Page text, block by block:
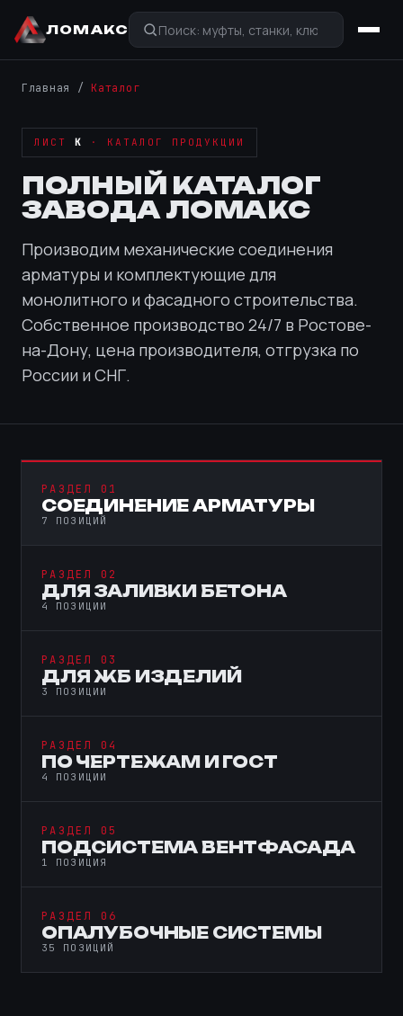
ЛОМАКС
Главная /Каталог
ЛИСТ К · КАТАЛОГ ПРОДУКЦИИ
ПОЛНЫЙ КАТАЛОГ
ЗАВОДА ЛОМАКС
Производим механические соединения
арматуры и комплектующие для
монолитного и фасадного строительства.
Собственное производство 24/7 в Ростове-
на-Дону, цена производителя, отгрузка по
России и СНГ.
РАЗДЕЛ 01
СОЕДИНЕНИЕ АРМАТУРЫ
7 ПОЗИЦИЙ
РАЗДЕЛ 02
ДЛЯ ЗАЛИВКИ БЕТОНА
4 ПОЗИЦИИ
РАЗДЕЛ 03
ДЛЯ ЖБ ИЗДЕЛИЙ
3 ПОЗИЦИИ
РАЗДЕЛ 04
ПО ЧЕРТЕЖАМ И ГОСТ
4 ПОЗИЦИИ
РАЗДЕЛ 05
ПОДСИСТЕМА ВЕНТФАСАДА
1 ПОЗИЦИЯ
РАЗДЕЛ 06
ОПАЛУБОЧНЫЕ СИСТЕМЫ
35 ПОЗИЦИЙ